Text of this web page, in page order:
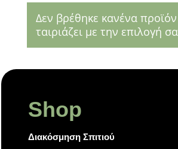
Δεν βρέθηκε κανένα
ταιριάζει με την επιλογή
Shop
Διακόσμηση Σπιτιού